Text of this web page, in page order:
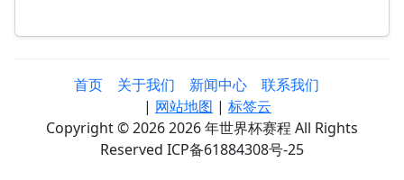
首页 关于我们 新闻中心
联系我们
| 网站地图 | 标签云
Copyright © 2026 2026 年世界杯赛程 All Rights
Reserved ICP备61884308号-25